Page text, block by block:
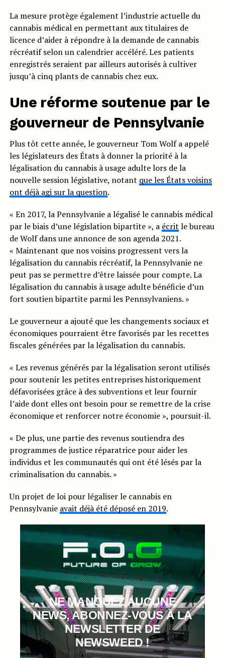
La mesure protège également l’industrie actuelle du
cannabis médical en permettant aux titulaires de
licence d’aider à répondre à la demande de cannabis
récréatif selon un calendrier accéléré. Les patients
enregistrés seraient par ailleurs autorisés à cultiver
jusqu’à cinq plants de cannabis chez eux.
Une réforme soutenue par le
gouverneur de Pennsylvanie
Plus tôt cette année, le gouverneur Tom Wolf a appelé
les législateurs des États à donner la priorité à la
légalisation du cannabis à usage adulte lors de la
nouvelle session législative, notant que les États voisins
ont déjà agi sur la question.
« En 2017, la Pennsylvanie a légalisé le cannabis médical
par le biais d’une législation bipartite », a écrit le bureau
de Wolf dans une annonce de son agenda 2021.
« Maintenant que nos voisins progressent vers la
légalisation du cannabis récréatif, la Pennsylvanie ne
peut pas se permettre d’être laissée pour compte. La
légalisation du cannabis à usage adulte bénéficie d’un
fort soutien bipartite parmi les Pennsylvaniens. »
Le gouverneur a ajouté que les changements sociaux et
économiques pourraient être favorisés par les recettes
fiscales générées par la légalisation du cannabis.
« Les revenus générés par la légalisation seront utilisés
pour soutenir les petites entreprises historiquement
défavorisées grâce à des subventions et leur fournir
l’aide dont elles ont besoin pour se remettre de la crise
économique et renforcer notre économie », poursuit-il.
« De plus, une partie des revenus soutiendra des
programmes de justice réparatrice pour aider les
individus et les communautés qui ont été lésés par la
criminalisation du cannabis. »
Un projet de loi pour légaliser le cannabis en
Pennsylvanie avait déjà été déposé en 2019.
NE MANQUEZ AUCUNE
NEWS, ABONNEZ-VOUS À LA
NEWSLETTER DE
NEWSWEED !